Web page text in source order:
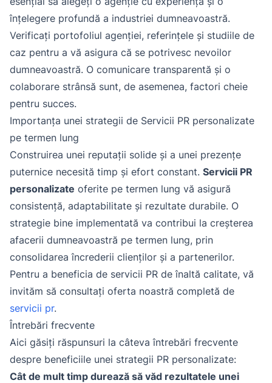
înțelegere profundă a industriei dumneavoastră.
Verificați portofoliul agenției, referințele și studiile de
caz pentru a vă asigura că se potrivesc nevoilor
dumneavoastră. O comunicare transparentă și o
colaborare strânsă sunt, de asemenea, factori cheie
pentru succes.
Importanța unei strategii de Servicii PR personalizate
pe termen lung
Construirea unei reputații solide și a unei prezențe
puternice necesită timp și efort constant. Servicii PR
personalizate oferite pe termen lung vă asigură
consistență, adaptabilitate și rezultate durabile. O
strategie bine implementată va contribui la creșterea
afacerii dumneavoastră pe termen lung, prin
consolidarea încrederii clienților și a partenerilor.
Pentru a beneficia de servicii PR de înaltă calitate, vă
invităm să consultați oferta noastră completă de
servicii pr.
Întrebări frecvente
Aici găsiți răspunsuri la câteva întrebări frecvente
despre beneficiile unei strategii PR personalizate:
Cât de mult timp durează să văd rezultatele unei